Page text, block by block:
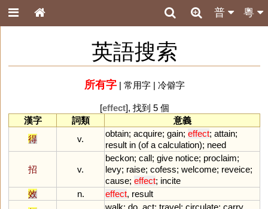
粵
普
英語搜索
所有字| 常用字| 冷僻字
[effect], 找到 5 個
漢字
詞類
意義
得
v.
obtain; acquire; gain; effect; attain;
result in (of a calculation); need
招 v.
beckon; call; give notice; proclaim;
levy; raise; cofess; welcome; reveice;
cause; effect; incite
效
n. effect, result
walk; do, act; travel; circulate; carry